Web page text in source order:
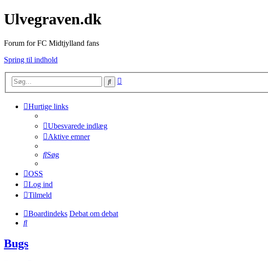
Ulvegraven.dk
Forum for FC Midtjylland fans
Spring til indhold
Søg
Hurtige links
Ubesvarede indlæg
Aktive emner
Søg
OSS
Log ind
Tilmeld
Boardindeks Debat om debat
Søg
Bugs